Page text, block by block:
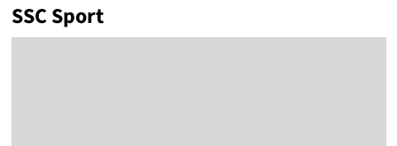
SSC Sport